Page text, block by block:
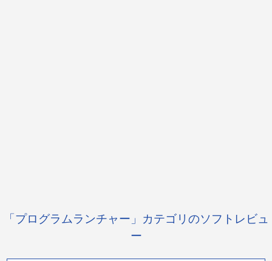
「プログラムランチャー」カテゴリのソフトレビュ
ー